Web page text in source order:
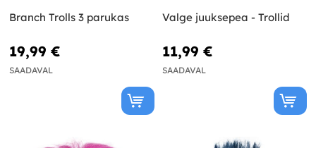
Branch Trolls 3 parukas
19,99 €
SAADAVAL
Valge juuksepea - Trollid
11,99 €
SAADAVAL